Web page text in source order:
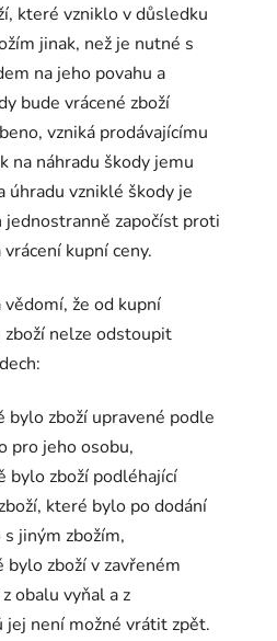
které vzniklo v důsledku
jinak, než je nutné s
na jeho povahu a
bude vrácené zboží
vzniká prodávajícímu
na náhradu škody jemu
úhradu vzniklé škody je
jednostranně započíst proti
kupní ceny.
že od kupní
nelze odstoupit
bylo zboží upravené podle
pro jeho osobu,
bylo zboží podléhající
které bylo po dodání
jiným zbožím,
zboží v zavřeném
obalu vyňal a z
jej není možné vrátit zpět.